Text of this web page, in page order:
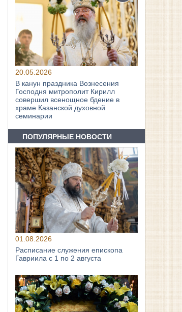
20.05.2026
В канун праздника Вознесения
Господня митрополит Кирилл
совершил всенощное бдение в
храме Казанской духовной
семинарии
ПОПУЛЯРНЫЕ НОВОСТИ
01.08.2026
Расписание служения епископа
Гавриила с 1 по 2 августа